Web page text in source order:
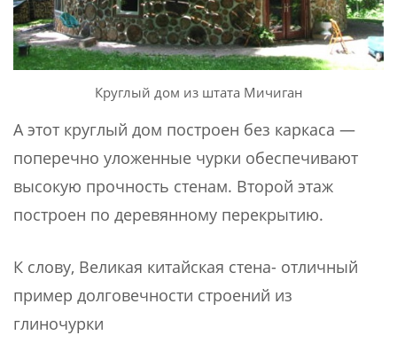
Круглый дом из штата Мичиган
А этот круглый дом построен без каркаса —
поперечно уложенные чурки обеспечивают
высокую прочность стенам. Второй этаж
построен по деревянному перекрытию.
К слову, Великая китайская стена- отличный
пример долговечности строений из
глиночурки